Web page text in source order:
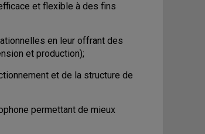
et flexible à des fins
en leur offrant des
et production);
et de la structure de
permettant de mieux